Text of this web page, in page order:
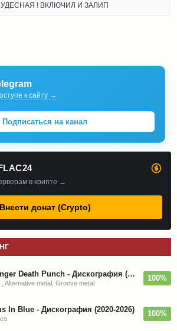
! ВКЛЮЧИЛ И ЗАЛИП
к сайту →
Подписаться на канал
в крипте →
Внести донат (Crypto)
Five Finger Death Punch - Дискография (2008-2026)
, Alternative metal, Groove metal
100%
In Blue - Дискография (2020-2026) 100%